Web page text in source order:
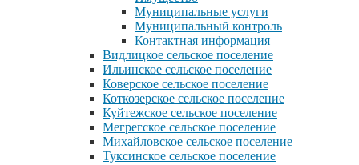
Муниципальные услуги
Муниципальный контроль
Контактная информация
Видлицкое сельское поселение
Ильинское сельское поселение
Коверское сельское поселение
Коткозерское сельское поселение
Куйтежское сельское поселение
Мегрегское сельское поселение
Михайловское сельское поселение
Туксинское сельское поселение